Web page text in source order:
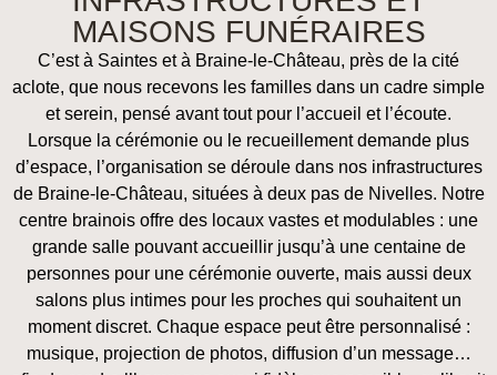
MAISONS FUNÉRAIRES
C’est à Saintes et à Braine-le-Château, près de la cité
aclote, que nous recevons les familles dans un cadre simple
et serein, pensé avant tout pour l’accueil et l’écoute.
Lorsque la cérémonie ou le recueillement demande plus
d’espace, l’organisation se déroule dans nos infrastructures
de Braine-le-Château, situées à deux pas de Nivelles. Notre
centre brainois offre des locaux vastes et modulables : une
grande salle pouvant accueillir jusqu’à une centaine de
personnes pour une cérémonie ouverte, mais aussi deux
salons plus intimes pour les proches qui souhaitent un
moment discret. Chaque espace peut être personnalisé :
musique, projection de photos, diffusion d’un message…